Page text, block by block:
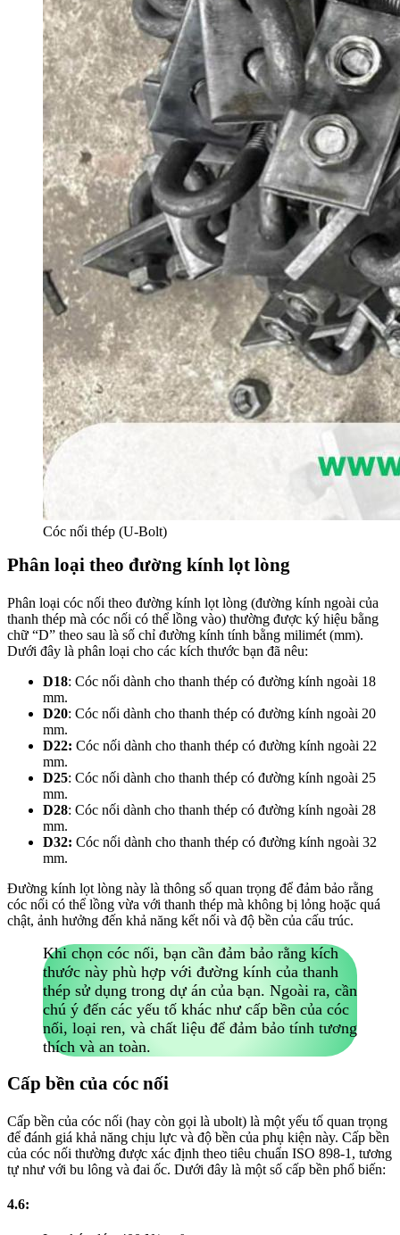
Cóc nối thép (U-Bolt)
Phân loại theo đường kính lọt lòng
Phân loại cóc nối theo đường kính lọt lòng (đường kính ngoài của
thanh thép mà cóc nối có thể lồng vào) thường được ký hiệu bằng
chữ “D” theo sau là số chỉ đường kính tính bằng milimét (mm).
Dưới đây là phân loại cho các kích thước bạn đã nêu:
D18: Cóc nối dành cho thanh thép có đường kính ngoài 18
mm.
D20: Cóc nối dành cho thanh thép có đường kính ngoài 20
mm.
D22: Cóc nối dành cho thanh thép có đường kính ngoài 22
mm.
D25: Cóc nối dành cho thanh thép có đường kính ngoài 25
mm.
D28: Cóc nối dành cho thanh thép có đường kính ngoài 28
mm.
D32: Cóc nối dành cho thanh thép có đường kính ngoài 32
mm.
Đường kính lọt lòng này là thông số quan trọng để đảm bảo rằng
cóc nối có thể lồng vừa với thanh thép mà không bị lỏng hoặc quá
chật, ảnh hưởng đến khả năng kết nối và độ bền của cấu trúc.
Khi chọn cóc nối, bạn cần đảm bảo rằng kích
thước này phù hợp với đường kính của thanh
thép sử dụng trong dự án của bạn. Ngoài ra, cần
chú ý đến các yếu tố khác như cấp bền của cóc
nối, loại ren, và chất liệu để đảm bảo tính tương
thích và an toàn.
Cấp bền của cóc nối
Cấp bền của cóc nối (hay còn gọi là ubolt) là một yếu tố quan trọng
để đánh giá khả năng chịu lực và độ bền của phụ kiện này. Cấp bền
của cóc nối thường được xác định theo tiêu chuẩn ISO 898-1, tương
tự như với bu lông và đai ốc. Dưới đây là một số cấp bền phổ biến:
4.6: